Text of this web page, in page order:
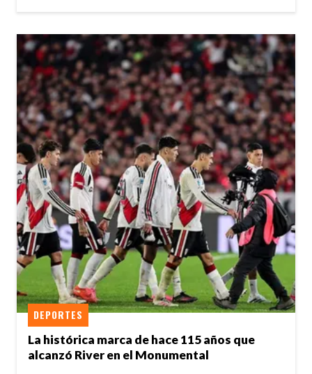
La histórica marca de hace 115 años que
alcanzó River en el Monumental
DEPORTES